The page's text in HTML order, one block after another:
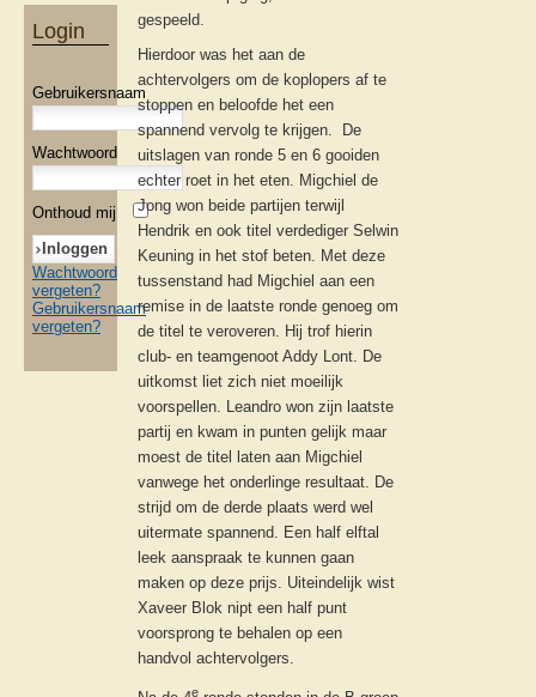
Login
Gebruikersnaam
Wachtwoord
Onthoud mij
Wachtwoord
vergeten?
Gebruikersnaam
vergeten?
gespeeld.
Hierdoor was het aan de
achtervolgers om de koplopers af te
stoppen en beloofde het een
spannend vervolg te krijgen. De
uitslagen van ronde 5 en 6 gooiden
echter roet in het eten. Migchiel de
Jong won beide partijen terwijl
Hendrik en ook titel verdediger Selwin
Keuning in het stof beten. Met deze
tussenstand had Migchiel aan een
remise in de laatste ronde genoeg om
de titel te veroveren. Hij trof hierin
club- en teamgenoot Addy Lont. De
uitkomst liet zich niet moeilijk
voorspellen. Leandro won zijn laatste
partij en kwam in punten gelijk maar
moest de titel laten aan Migchiel
vanwege het onderlinge resultaat. De
strijd om de derde plaats werd wel
uitermate spannend. Een half elftal
leek aanspraak te kunnen gaan
maken op deze prijs. Uiteindelijk wist
Xaveer Blok nipt een half punt
voorsprong te behalen op een
handvol achtervolgers.
e